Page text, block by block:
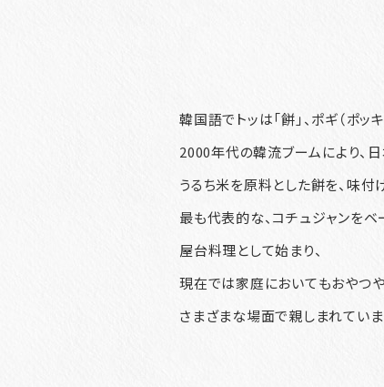
韓国語でトッは「餅」、ポギ（ポッ
2000年代の韓流ブームにより、
うるち米を原料とした餅を、味付
最も代表的な、コチュジャンをベ
屋台料理として始まり、
現在では家庭においてもおやつ
さまざまな場面で親しまれていま